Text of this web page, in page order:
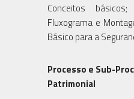
Conceitos
Fluxograma e
Básico para a
Processo e Sub-
Patrimonial